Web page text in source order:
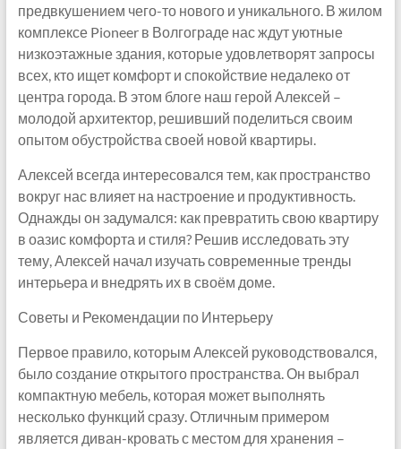
предвкушением чего-то нового и уникального. В жилом
комплексе Pioneer в Волгограде нас ждут уютные
низкоэтажные здания, которые удовлетворят запросы
всех, кто ищет комфорт и спокойствие недалеко от
центра города. В этом блоге наш герой Алексей –
молодой архитектор, решивший поделиться своим
опытом обустройства своей новой квартиры.
Алексей всегда интересовался тем, как пространство
вокруг нас влияет на настроение и продуктивность.
Однажды он задумался: как превратить свою квартиру
в оазис комфорта и стиля? Решив исследовать эту
тему, Алексей начал изучать современные тренды
интерьера и внедрять их в своём доме.
Советы и Рекомендации по Интерьеру
Первое правило, которым Алексей руководствовался,
было создание открытого пространства. Он выбрал
компактную мебель, которая может выполнять
несколько функций сразу. Отличным примером
является диван-кровать с местом для хранения –